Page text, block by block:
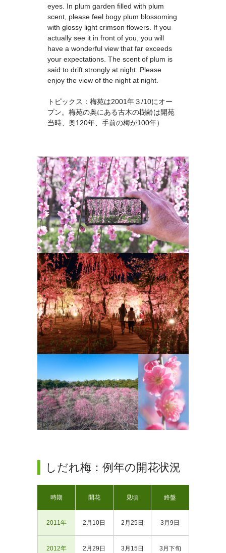
eyes. In plum garden filled with plum
scent, please feel bogy plum blossoming
with glossy light crimson flowers. If you
actually see it in front of you, you will
have a wonderful view that far exceeds
your expectations. The scent of plum is
said to drift strongly at night. Please
enjoy the view of the night at night.
トピックス：梅苑は2001年３/10にオー
プン。梅苑の奥にある古木の樹齢は開苑
当時、奥120年、手前の梅が100年）
しだれ梅：例年の開花状況
時期 開花 見頃 終盤
2011年 2月10日 2月25日 3月9日
2012年 2月29日 3月15日 3月下旬